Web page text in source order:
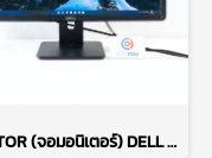
MONITOR (จอมอนิเตอร์) DELL E2215HVF 22 INCH TN FHD 60Hz P17433